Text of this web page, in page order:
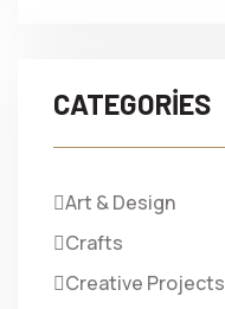
CATEGORIES
Art & Design
Crafts
Creative Projects